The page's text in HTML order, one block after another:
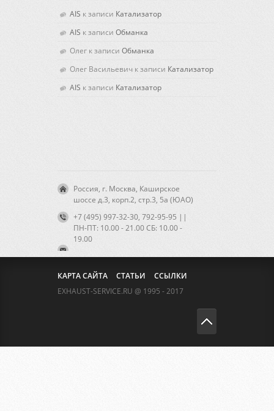
AIS к записи Катализатор
AIS к записи Обманка
Олег к записи Обманка
Олег Васильевич к записи Катализатор
AIS к записи Катализатор
Россия, г. Москва, Каширское
шоссе д.3, корп.2, стр.3, 5а (ЮАО)
+7 (495) 997-32-30, 792-95-95 ||
ПН-ПТ: 10.00 - 21.00 CБ: 10.00 -
19.00
КАРТА САЙТА СТАТЬИ
ССЫЛКИ
EXHAUST-SERVICE.RU @ 1995 - 2017